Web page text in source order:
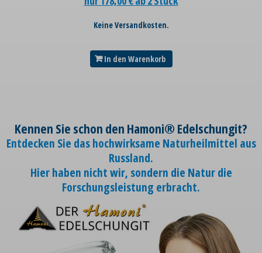
Keine Versandkosten.
In den Warenkorb
Kennen Sie schon den Hamoni® Edelschungit?
Entdecken Sie das hochwirksame Naturheilmittel aus
Russland.
Hier haben nicht wir, sondern die Natur die
Forschungsleistung erbracht.